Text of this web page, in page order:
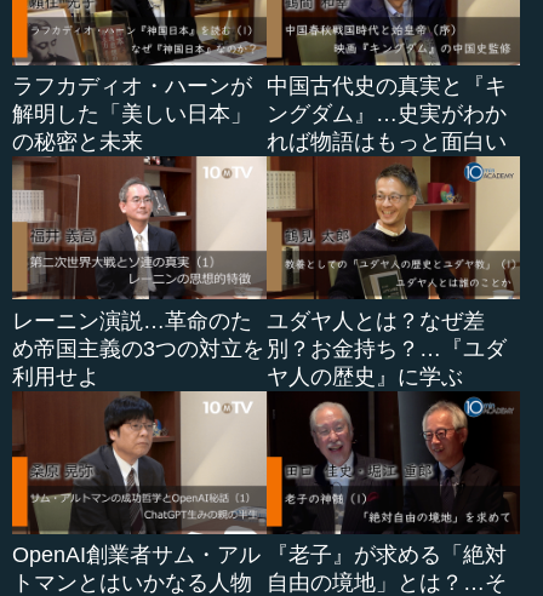
ラフカディオ・ハーンが
解明した「美しい日本」
の秘密と未来
中国古代史の真実と『キ
ングダム』…史実がわか
れば物語はもっと面白い
レーニン演説…革命のた
め帝国主義の3つの対立を
利用せよ
ユダヤ人とは？なぜ差
別？お金持ち？…『ユダ
ヤ人の歴史』に学ぶ
OpenAI創業者サム・アル
トマンとはいかなる人物
『老子』が求める「絶対
自由の境地」とは？…そ